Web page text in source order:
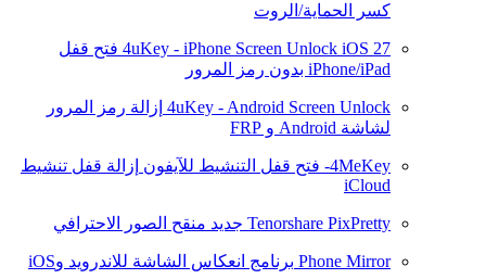
كسر الحماية/الروت
4uKey - iPhone Screen Unlock iOS 27
فتح قفل
iPhone/iPad بدون رمز المرور
4uKey - Android Screen Unlock إزالة رمز المرور
لشاشة Android و FRP
4MeKey- فتح قفل التنشيط للآيفون
إزالة قفل تنشيط
iCloud
Tenorshare PixPretty جديد منقح الصور الاحترافي
Phone Mirror برنامج انعكاس الشاشة للاندرويد وiOS